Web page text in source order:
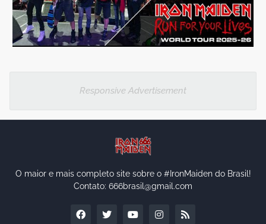
Responsive Advertisement
O maior e mais completo site sobre o #IronMaiden do Brasil!
Contato: 666brasil@gmail.com